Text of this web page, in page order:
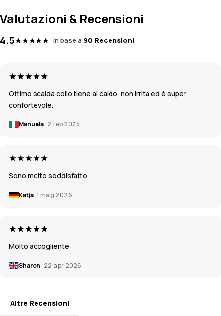
Valutazioni & Recensioni
4.5 In base a 90 Recensioni
Ottimo scalda collo tiene al caldo, non irrita ed è super
confortevole.
Manuela 2 feb 2025
Sono molto soddisfatto
Katja 1 mag 2026
Molto accogliente
Sharon 22 apr 2026
Altre Recensioni